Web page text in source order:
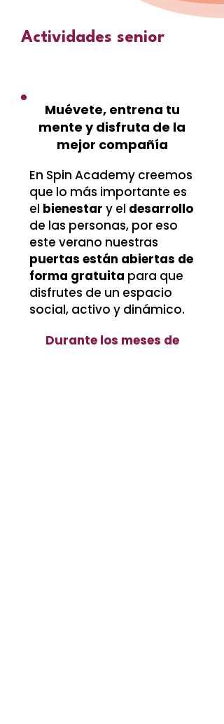
Actividades senior
Muévete, entrena tu
mente y disfruta de la
mejor compañía
En Spin Academy creemos
que lo más importante es
el bienestar y el desarrollo
de las personas, por eso
este verano nuestras
puertas están abiertas de
forma gratuita para que
disfrutes de un espacio
social, activo y dinámico.
Durante los meses de